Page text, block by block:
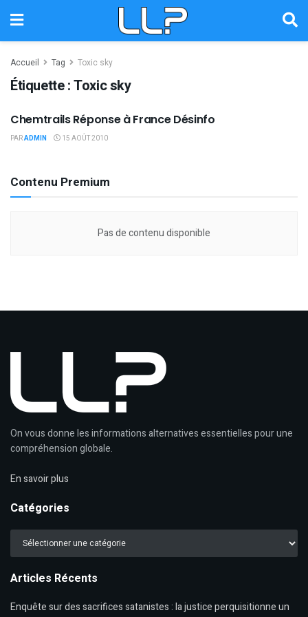
Accueil Tag Toxic sky
Étiquette :Toxic sky
À LA UNE
Chemtrails Réponse à France Désinfo
PARADMIN 15 AOÛT 2010
Contenu Premium
Pas de contenu disponible
On vous donne les informations alternatives essentielles pour une
compréhension globale.
En savoir plus
Catégories
Catégories
Articles Récents
Enquête sur des sacrifices satanistes : la justice perquisitionne un